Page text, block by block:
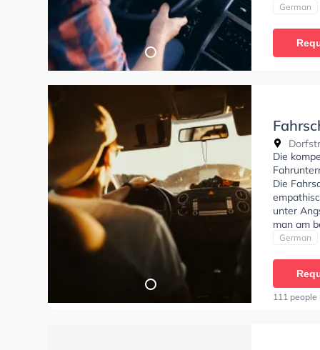
German
Die
Die
unter
man am
muss.
German
111 people